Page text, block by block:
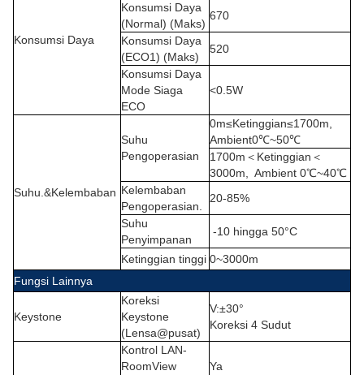
Konsumsi Daya
Konsumsi Daya
(Normal) (Maks)
670
Konsumsi Daya
(ECO1) (Maks)
520
Konsumsi Daya
Mode Siaga
ECO
<0.5W
Suhu.&Kelembaban
Suhu
Pengoperasian
0m≤Ketinggian≤1700m,
Ambient0℃~50℃
1700m ＜ Ketinggian ＜
3000m,
Ambient 0℃~40℃
Kelembaban
Pengoperasian.
20-85%
Suhu
Penyimpanan
-10 hingga 50°C
Ketinggian tinggi 0~3000m
Fungsi Lainnya
Keystone
Koreksi
Keystone
(Lensa@pusat)
V:±30°
Koreksi 4 Sudut
Kontrol LAN-
RoomView
Ya